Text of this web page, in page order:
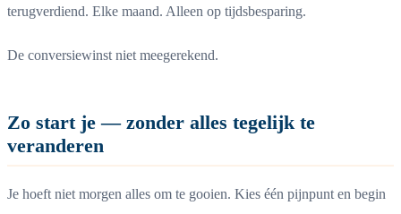
terugverdiend. Elke maand. Alleen op tijdsbesparing.
De conversiewinst niet meegerekend.
Zo start je — zonder alles tegelijk te
veranderen
Je hoeft niet morgen alles om te gooien. Kies één pijnpunt en begin